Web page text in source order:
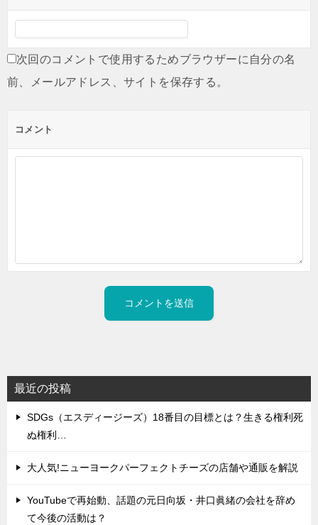
次回のコメントで使用するためブラウザーに自分の名
前、メールアドレス、サイトを保存する。
コメント
最近の投稿
SDGs（エスディージーズ）18番目の目標とは？生きる権利死
ぬ権利…
大人気!ニューヨークパーフェクトチーズの店舗や通販を解説
YouTubeで再始動、話題の元日向坂・井口眞緒の会社を辞め
て今後の活動は？